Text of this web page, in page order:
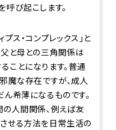
び起こします。
ス・コンプレックス」と
と母との三角関係は
ことになります。普通
魔な存在ですが、成人
希薄になるものです。
人間関係、例えば友
せる方法を日常生活の